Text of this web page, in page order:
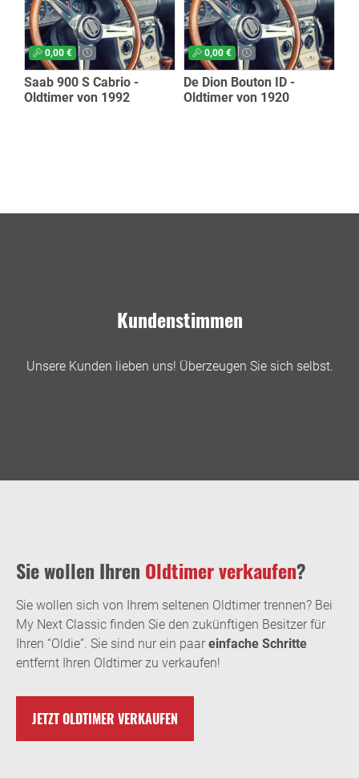
0,00 €
Saab 900 S Cabrio -
Oldtimer von 1992
0,00 €
De Dion Bouton ID -
Oldtimer von 1920
Kundenstimmen
Unsere Kunden lieben uns! Überzeugen Sie sich selbst.
Sie wollen Ihren Oldtimer verkaufen?
Sie wollen sich von Ihrem seltenen Oldtimer trennen? Bei
My Next Classic finden Sie den zukünftigen Besitzer für
Ihren “Oldie”. Sie sind nur ein paar einfache Schritte
entfernt Ihren Oldtimer zu verkaufen!
JETZT OLDTIMER VERKAUFEN